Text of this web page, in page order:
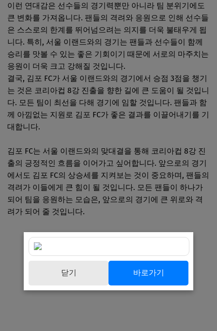
이런 연대감은 선수들의 경기력뿐만 아니라 팀 분위기에도
큰 변화를 가져옵니다. 팬들의 격려와 응원으로 인해 선수들
은 스스로의 한계를 뛰어넘으려는 의지를 더욱 불태우게 됩
니다. 특히, 서울 이랜드와의 경기는 팬들과 선수들이 함께
승리를 맛볼 수 있는 좋은 기회이기 때문에 서로의 마주치는
응원이 더욱 크고 강해질 것입니다.
결국, 김포 FC가 서울 이랜드와의 경기에서 승점 3점을 챙기
는 것은 코리아컵 8강 진출을 향한 길에 큰 도움이 될 것입니
다. 모든 팀이 최선을 다해 경기에 임할 것입니다. 팬들과 함
께 아낌없는 지원로 김포 FC가 좋은 결과를 이끌어내기를 기
대합니다.
김포 FC는 서울 이랜드와의 맞대결을 통해 코리아컵 8강 진
출의 긍정적인 흐름을 이어가고 싶어합니다. 앞으로의 경기
에서도 김포 FC의 상승세를 지켜보는 것이 중요하며, 팬들의
격려가 이들에게 큰 힘이 될 것입니다. 모든 팬들이 하나가
되어 팀을 응원하는 모습은, 앞으로의 경기에 큰 위로와 격
려가 되어 줄 것입니다.
닫기 바로가기